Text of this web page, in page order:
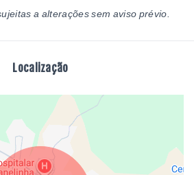
a alterações sem aviso prévio.
Localização